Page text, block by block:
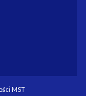
MST